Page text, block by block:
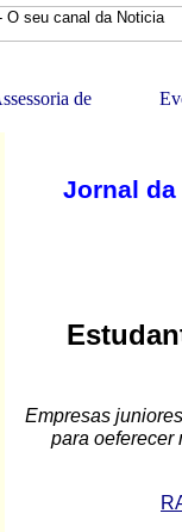
Jornal da
Empresas
para oeferecer